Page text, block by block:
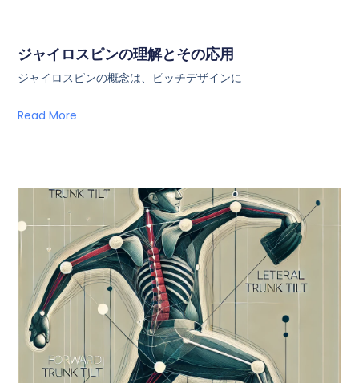
ジャイロスピンの理解とその応用
ジャイロスピンの概念は、ピッチデザインに
Read More